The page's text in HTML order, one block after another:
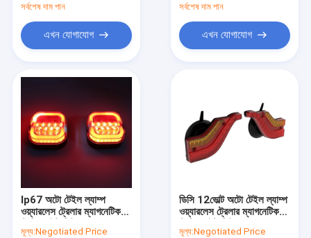
সর্বশেষ দাম পান
এখন যোগাযোগ
সর্বশেষ দাম পান
এখন যোগাযোগ
Ip67 অটো টেইল ল্যাম্প
ওয়্যারলেস ট্রেলার ম্যাগনেটিক
মূল্য:Negotiated Price
ডিসি 12ভোল্ট অটো টেইল ল্যাম্প
ওয়্যারলেস ট্রেলার ম্যাগনেটিক
মূল্য:Negotiated Price